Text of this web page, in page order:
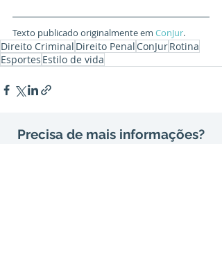
Texto publicado originalmente em ConJur.
Direito Criminal Direito Penal ConJurRotina
Esportes Estilo de vida
Precisa de mais informações?